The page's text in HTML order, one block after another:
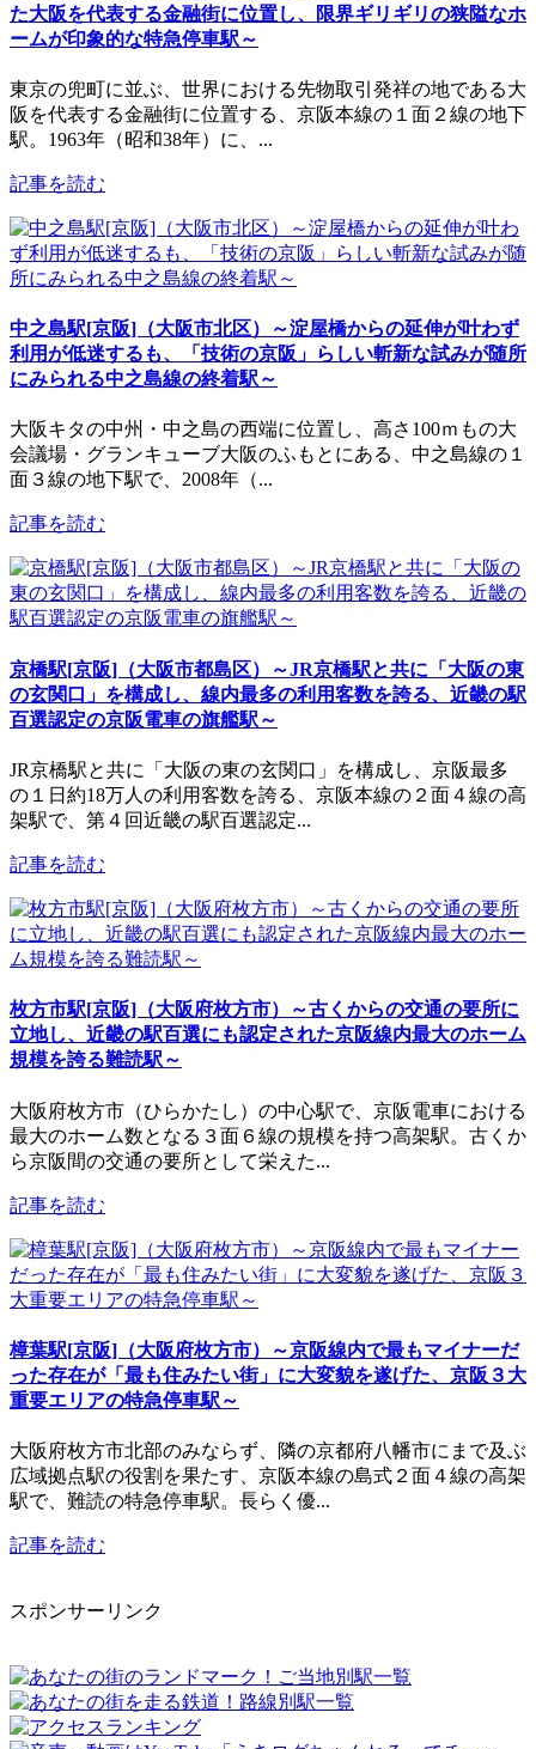
た大阪を代表する金融街に位置し、限界ギリギリの狭隘なホ
ームが印象的な特急停車駅～
東京の兜町に並ぶ、世界における先物取引発祥の地である大
阪を代表する金融街に位置する、京阪本線の１面２線の地下
駅。1963年（昭和38年）に、...
記事を読む
中之島駅[京阪]（大阪市北区）～淀屋橋からの延伸が叶わず
利用が低迷するも、「技術の京阪」らしい斬新な試みが随所
にみられる中之島線の終着駅～
大阪キタの中州・中之島の西端に位置し、高さ100ｍもの大
会議場・グランキューブ大阪のふもとにある、中之島線の１
面３線の地下駅で、2008年（...
記事を読む
京橋駅[京阪]（大阪市都島区）～JR京橋駅と共に「大阪の東
の玄関口」を構成し、線内最多の利用客数を誇る、近畿の駅
百選認定の京阪電車の旗艦駅～
JR京橋駅と共に「大阪の東の玄関口」を構成し、京阪最多
の１日約18万人の利用客数を誇る、京阪本線の２面４線の高
架駅で、第４回近畿の駅百選認定...
記事を読む
枚方市駅[京阪]（大阪府枚方市）～古くからの交通の要所に
立地し、近畿の駅百選にも認定された京阪線内最大のホーム
規模を誇る難読駅～
大阪府枚方市（ひらかたし）の中心駅で、京阪電車における
最大のホーム数となる３面６線の規模を持つ高架駅。古くか
ら京阪間の交通の要所として栄えた...
記事を読む
樟葉駅[京阪]（大阪府枚方市）～京阪線内で最もマイナーだ
った存在が「最も住みたい街」に大変貌を遂げた、京阪３大
重要エリアの特急停車駅～
大阪府枚方市北部のみならず、隣の京都府八幡市にまで及ぶ
広域拠点駅の役割を果たす、京阪本線の島式２面４線の高架
駅で、難読の特急停車駅。長らく優...
記事を読む
スポンサーリンク